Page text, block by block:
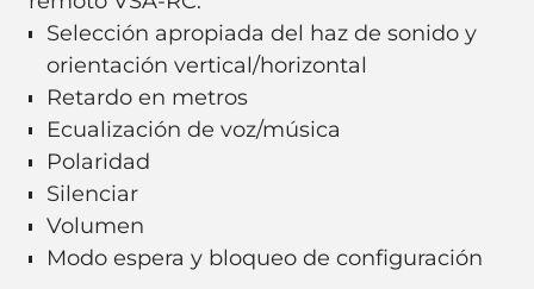
Selección apropiada del haz de sonido y
orientación vertical/horizontal
Retardo en metros
Ecualización de voz/música
Polaridad
Silenciar
Volumen
Modo espera y bloqueo de configuración